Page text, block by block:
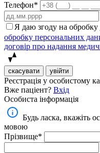
Телефон*
Я даю згоду на
обробку персональних
договір про надання
скасувати увійти
Реєстрація у особистому
Вже паціент? Вхід
Особиста інформація
Будь ласка, вкажіть
мовою
Прізвище*